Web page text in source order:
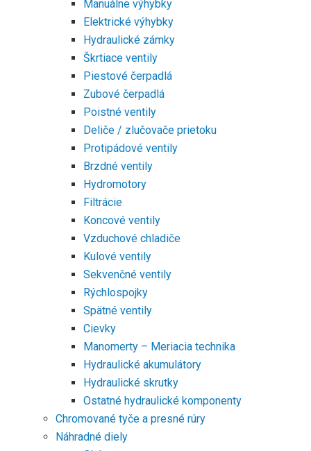
Manuálne výhybky
Elektrické výhybky
Hydraulické zámky
Škrtiace ventily
Piestové čerpadlá
Zubové čerpadlá
Poistné ventily
Deliče / zlučovače prietoku
Protipádové ventily
Brzdné ventily
Hydromotory
Filtrácie
Koncové ventily
Vzduchové chladiče
Kulové ventily
Sekvenčné ventily
Rýchlospojky
Spätné ventily
Cievky
Manomerty – Meriacia technika
Hydraulické akumulátory
Hydraulické skrutky
Ostatné hydraulické komponenty
Chromované tyče a presné rúry
Náhradné diely